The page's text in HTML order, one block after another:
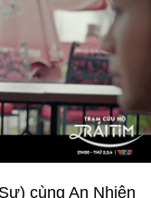
cùng An Nhiên